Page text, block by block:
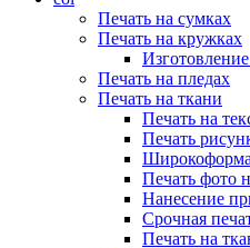
Печать на сумках
Печать на кружках
Печать на пледах
Печать на ткани
Печать на
Печать
Печать фото
Нанесение
Срочная
Печать на